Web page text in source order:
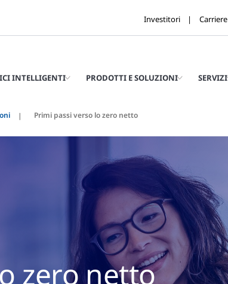
Investitori Carriere
INTELLIGENTI PRODOTTI E SOLUZIONI SERVIZI
Primi passi verso lo zero netto
zero netto